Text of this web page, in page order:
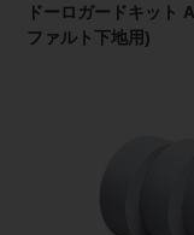
ドーロガードキット
ファルト下地用)